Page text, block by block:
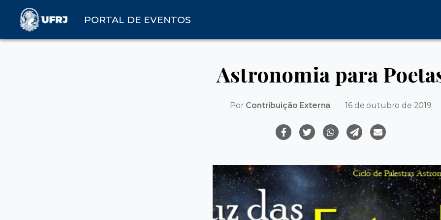
PORTAL DE EVENTOS
Astronomia para
Por Contribuição Externa 16 de outubro de 2019